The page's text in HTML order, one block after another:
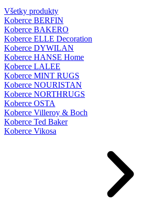
Všetky produkty
Koberce BERFIN
Koberce BAKERO
Koberce ELLE Decoration
Koberce DYWILAN
Koberce HANSE Home
Koberce LALEE
Koberce MINT RUGS
Koberce NOURISTAN
Koberce NORTHRUGS
Koberce OSTA
Koberce Villeroy & Boch
Koberce Ted Baker
Koberce Vikosa